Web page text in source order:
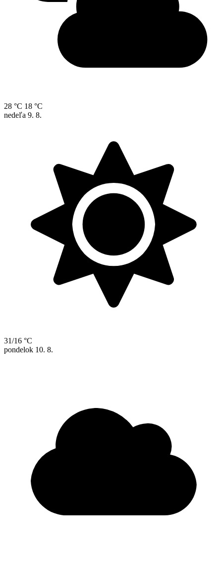
28 °C 18 °C
nedeľa 9. 8.
31/16 °C
pondelok 10. 8.